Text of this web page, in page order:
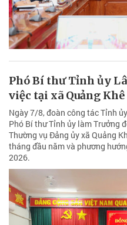
Phó Bí thư Tỉnh ủy
việc tại xã Quảng Khê
Ngày 7/8, đoàn công tác Tỉnh
Phó Bí thư Tỉnh ủy làm Trưởng
Thường vụ Đảng ủy xã Quảng
tháng đầu năm và phương
2026.